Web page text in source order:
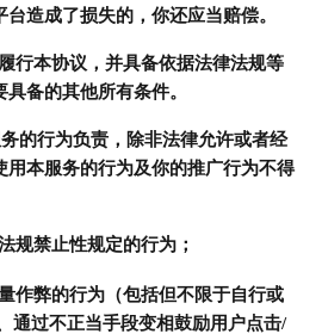
造成了损失的，你还应当赔偿。
行本协议，并具备依据法律法规等
备的其他所有条件。
的行为负责，除非法律允许或者经
用本服务的行为及你的推广行为不得
规禁止性规定的行为；
作弊的行为（包括但不限于自行或
通过不正当手段变相鼓励用户点击/